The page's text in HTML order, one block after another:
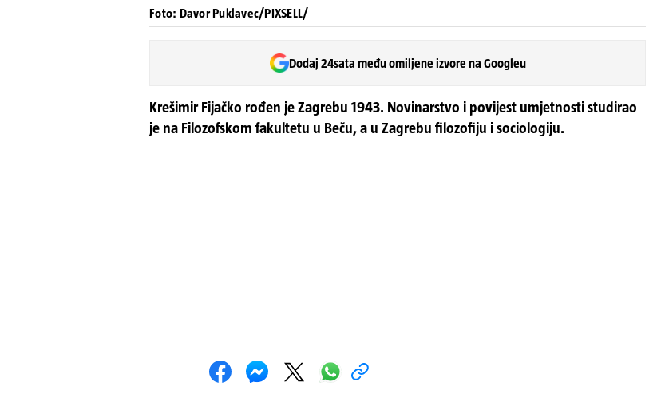
Foto: Davor Puklavec/PIXSELL/
Dodaj 24sata među omiljene izvore na Googleu
Krešimir Fijačko rođen je Zagrebu 1943. Novinarstvo i povijest umjetnosti studirao
je na Filozofskom fakultetu u Beču, a u Zagrebu filozofiju i sociologiju.